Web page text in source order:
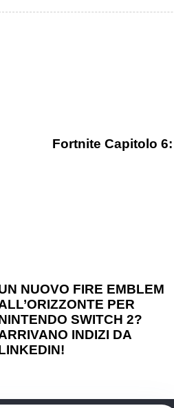
Fortnite Capitolo
NUOVO FIRE EMBLEM
PER
SWITCH 2?
INDIZI DA